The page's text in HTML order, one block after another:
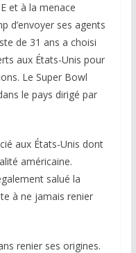
et à la menace
d’envoyer ses agents
de 31 ans a choisi
aux États-Unis pour
Le Super Bowl
le pays dirigé par
aux États-Unis dont
américaine.
salué la
à ne jamais renier
renier ses origines.